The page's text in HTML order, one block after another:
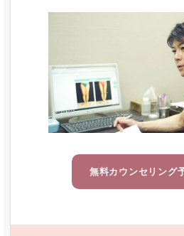
無料カウンセリング